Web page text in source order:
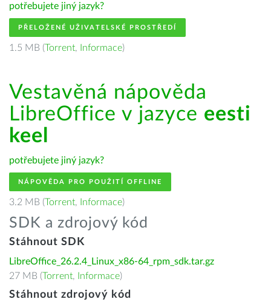
potřebujete jiný jazyk?
PŘELOŽENÉ UŽIVATELSKÉ PROSTŘEDÍ
1.5 MB (Torrent, Informace)
Vestavěná nápověda
LibreOffice v jazyce eesti
keel
potřebujete jiný jazyk?
NÁPOVĚDA PRO POUŽITÍ OFFLINE
3.2 MB (Torrent, Informace)
SDK a zdrojový kód
Stáhnout SDK
LibreOffice_26.2.4_Linux_x86-64_rpm_sdk.tar.gz
27 MB (Torrent, Informace)
Stáhnout zdrojový kód